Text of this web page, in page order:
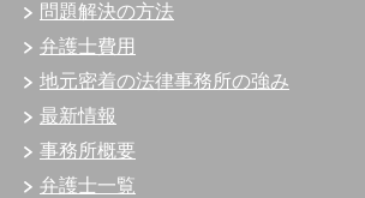
問題解決の方法
弁護士費用
地元密着の法律事務所の強み
最新情報
事務所概要
弁護士一覧